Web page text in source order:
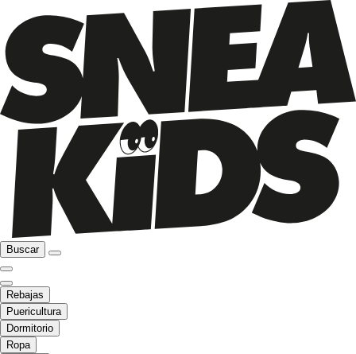
Buscar
Rebajas
Puericultura
Dormitorio
Ropa